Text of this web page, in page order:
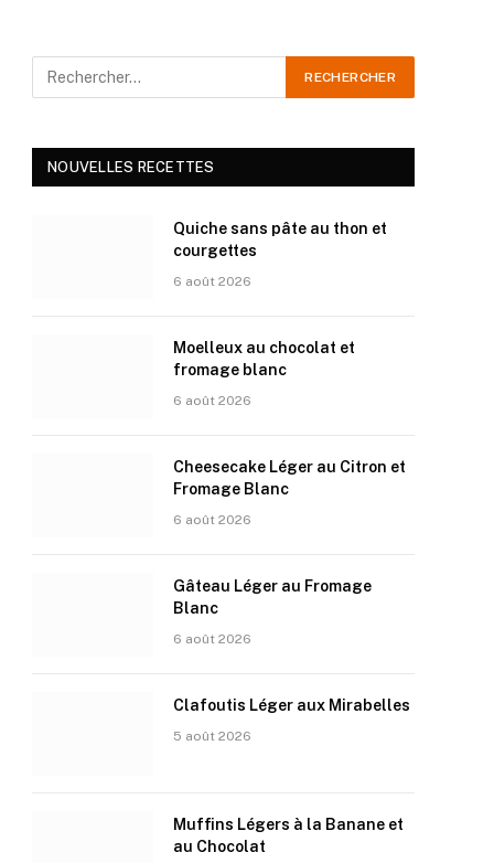
NOUVELLES RECETTES
Quiche sans pâte au thon et
courgettes
6 août 2026
Moelleux au chocolat et
fromage blanc
6 août 2026
Cheesecake Léger au Citron et
Fromage Blanc
6 août 2026
Gâteau Léger au Fromage
Blanc
6 août 2026
Clafoutis Léger aux Mirabelles
5 août 2026
Muffins Légers à la Banane et
au Chocolat